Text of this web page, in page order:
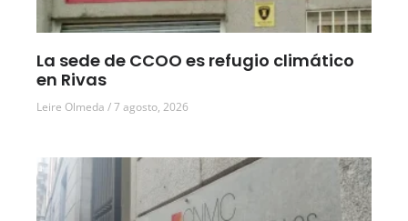
La sede de CCOO es refugio climático
en Rivas
Leire Olmeda 7 agosto, 2026